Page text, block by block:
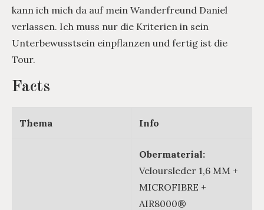
kann ich mich da auf mein Wanderfreund Daniel
verlassen. Ich muss nur die Kriterien in sein
Unterbewusstsein einpflanzen und fertig ist die
Tour.
Facts
Thema Info
Obermaterial:
Veloursleder 1,6 MM +
MICROFIBRE +
AIR8000®